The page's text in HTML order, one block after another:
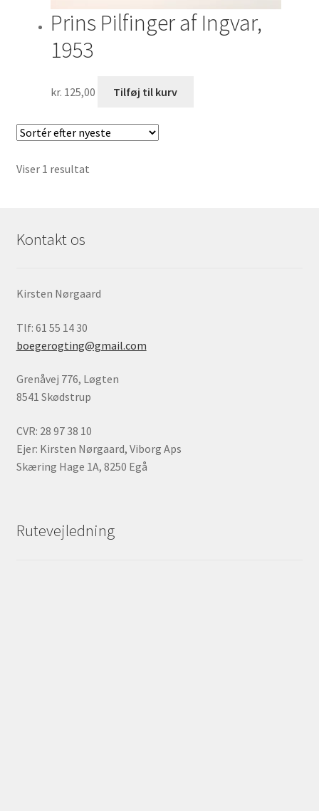
Prins Pilfinger af Ingvar,
1953
kr. 125,00 Tilføj til kurv
Viser 1 resultat
Kontakt os
Kirsten Nørgaard
Tlf: 61 55 14 30
boegerogting@gmail.com
Grenåvej 776, Løgten
8541 Skødstrup
CVR: 28 97 38 10
Ejer: Kirsten Nørgaard, Viborg Aps
Skæring Hage 1A, 8250 Egå
Rutevejledning